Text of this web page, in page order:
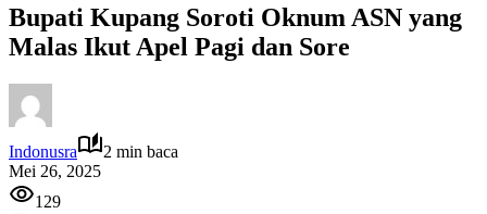
Bupati Kupang Soroti Oknum ASN yang
Malas Ikut Apel Pagi dan Sore
Indonusra
2 min baca
Mei 26, 2025
129